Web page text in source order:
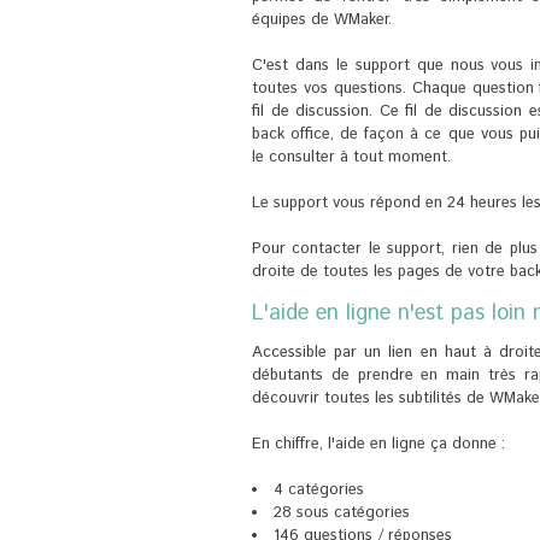
équipes de WMaker.
C'est dans le support que nous vous
toutes vos questions. Chaque
fil de discussion. Ce fil de discussion
back office, de façon à ce que vous
le consulter à tout moment.
Le support vous répond en 24 heures
Pour contacter le support, rien de
droite de toutes les pages de votre
L'aide en ligne n'est pas loin
Accessible par un lien en haut à
débutants de prendre en main très
découvrir toutes les subtilités de
En chiffre, l'aide en ligne ça donne :
4 catégories
28 sous catégories